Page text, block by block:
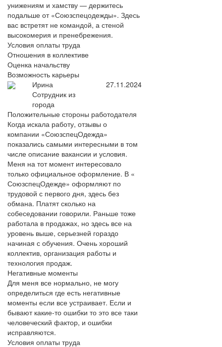
унижениям и хамству — держитесь
подальше от «Союзспецодежды». Здесь
вас встретят не командой, а стеной
высокомерия и пренебрежения.
Условия оплаты труда
Отношения в коллективе
Оценка начальству
Возможность карьеры
Ирина
Сотрудник из
города
27.11.2024
Положительные стороны работодателя
Когда искала работу, отзывы о
компании «СоюзспецОдежда»
показались самыми интересными в том
числе описание вакансии и условия.
Меня на тот момент интересовало
только официальное оформление. В «
СоюзспецОдежде» оформляют по
трудовой с первого дня, здесь без
обмана. Платят сколько на
собеседовании говорили. Раньше тоже
работала в продажах, но здесь все на
уровень выше, серьезней гораздо
начиная с обучения. Очень хороший
коллектив, организация работы и
технология продаж.
Негативные моменты
Для меня все нормально, не могу
определиться где есть негативные
моменты если все устраивает. Если и
бывают какие-то ошибки то это все таки
человеческий фактор, и ошибки
исправляются.
Условия оплаты труда